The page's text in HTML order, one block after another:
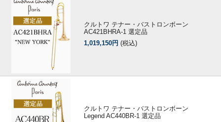
クルトワ テナー・バストロンボーン
AC421BHRA-1 選定品
1,019,150円 (税込)
クルトワ テナー・バストロンボーン
Legend AC440BR-1 選定品